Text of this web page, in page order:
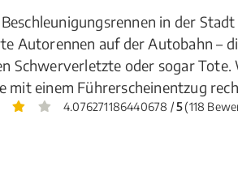
in der
Autorennen auf der Autobahn –
Schwerverletzte oder sogar Tote.
mit einem Führerscheinentzug
4.076271186440678 /5(118